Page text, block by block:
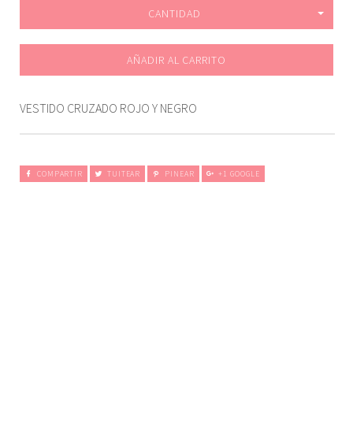
CANTIDAD
AÑADIR AL CARRITO
VESTIDO CRUZADO ROJO Y NEGRO
COMPARTIR TUITEAR PINEAR +1 GOOGLE